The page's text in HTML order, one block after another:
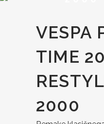
VESPA
TIME
2000